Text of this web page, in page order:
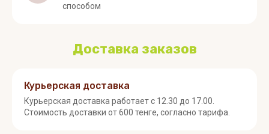
способом
Доставка заказов
Курьерская доставка
Курьерская доставка работает с 12.30 до 17.00.
Стоимость доставки от 600 тенге, согласно тарифа.